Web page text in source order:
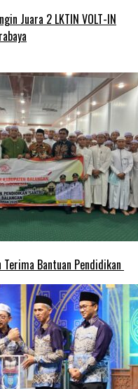
Juara 2 LKTIN VOLT-IN
Bantuan Pendidikan